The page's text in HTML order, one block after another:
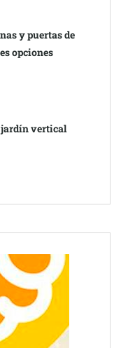
del 15% en
y puertas de
opciones
jardín vertical